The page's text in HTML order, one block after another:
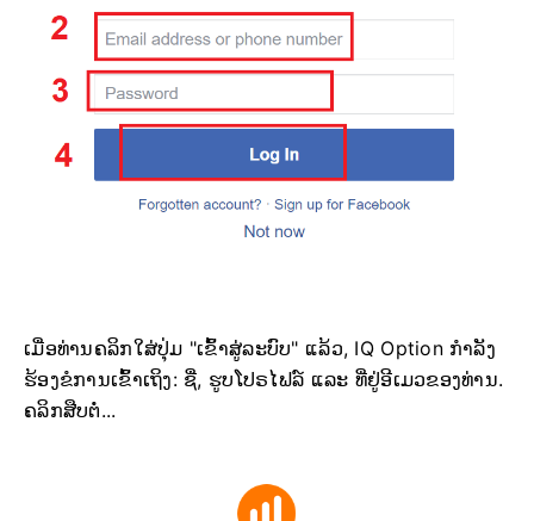
ເມື່ອທ່ານຄລິກໃສ່ປຸ່ມ "ເຂົ້າສູ່ລະບົບ" ແລ້ວ, IQ Option ກຳລັງ
ຮ້ອງຂໍການເຂົ້າເຖິງ: ຊື່, ຮູບໂປຣໄຟລ໌ ແລະ ທີ່ຢູ່ອີເມວຂອງທ່ານ.
ຄລິກສືບຕໍ່...